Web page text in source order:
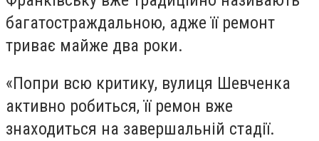
багатостраждальною, адже її ремонт
триває майже два роки.
«Попри всю критику, вулиця Шевченка
активно робиться, її ремон вже
знаходиться на завершальній стадії.